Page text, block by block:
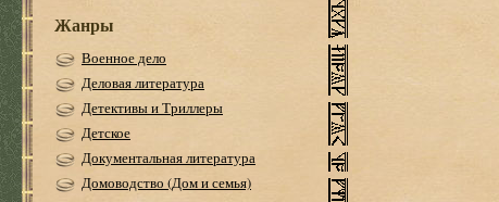
Жанры
Военное дело
Деловая литература
Детективы и Триллеры
Детское
Документальная литература
Домоводство (Дом и семья)